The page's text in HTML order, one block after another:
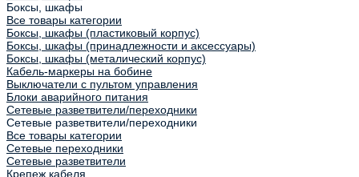
Боксы, шкафы
Все товары категории
Боксы, шкафы (пластиковый корпус)
Боксы, шкафы (принадлежности и аксессуары)
Боксы, шкафы (металический корпус)
Кабель-маркеры на бобине
Выключатели с пультом управления
Блоки аварийного питания
Сетевые разветвители/переходники
Сетевые разветвители/переходники
Все товары категории
Сетевые переходники
Сетевые разветвители
Крепеж кабеля